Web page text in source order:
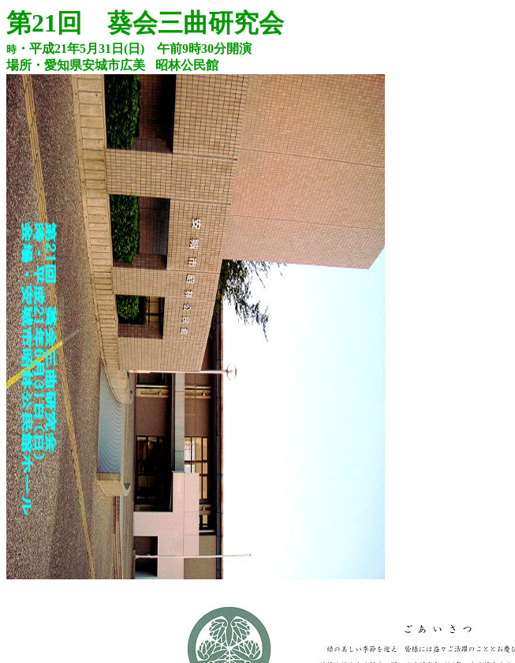
第21回 葵会三曲研究会
時・平成21年5月31日(日) 午前9時30分開演
場所・愛知県安城市広美
昭林公民館